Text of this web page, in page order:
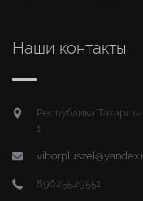
Наши контакты
Республика
1
89625529551